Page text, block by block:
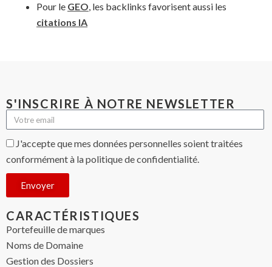
Pour le GEO, les backlinks favorisent aussi les
citations IA
CARACTÉRISTIQUES
Portefeuille de marques
Noms de Domaine
Gestion des Dossiers
S'INSCRIRE À NOTRE NEWSLETTER
J'accepte que mes données personnelles soient traitées
conformément à la politique de confidentialité.
Envoyer